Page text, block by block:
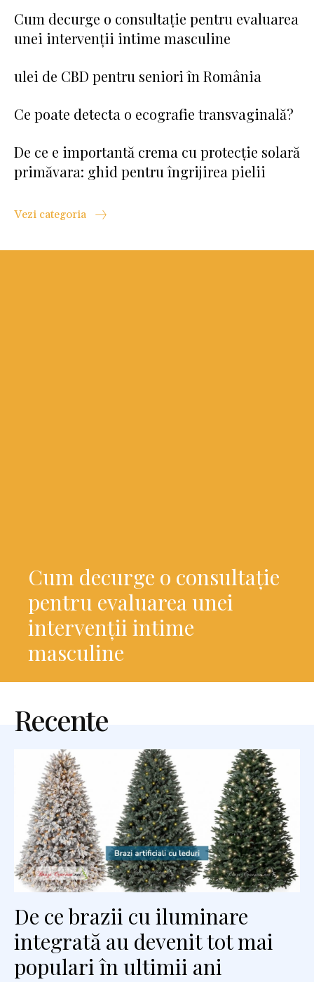
Cum decurge o consultație pentru evaluarea
unei intervenții intime masculine
ulei de CBD pentru seniori în România
Ce poate detecta o ecografie transvaginală?
De ce e importantă crema cu protecție solară
primăvara: ghid pentru îngrijirea pielii
Vezi categoria
Cum decurge o consultație
pentru evaluarea unei
intervenții intime
masculine
Recente
De ce brazii cu iluminare
integrată au devenit tot mai
populari în ultimii ani